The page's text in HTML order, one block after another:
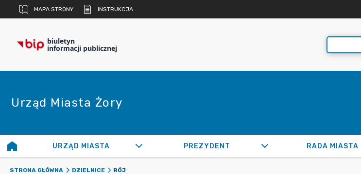
MAPA STRONY INSTRUKCJA
biuletyn
informacji publicznej
Urząd Miasta Żory
URZĄD MIASTA PREZYDENT RADA MIASTA
STRONA GŁÓWNA DZIELNICE RÓJ